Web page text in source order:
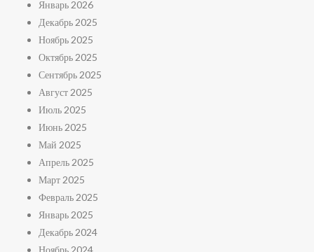
Январь 2026
Декабрь 2025
Ноябрь 2025
Октябрь 2025
Сентябрь 2025
Август 2025
Июль 2025
Июнь 2025
Май 2025
Апрель 2025
Март 2025
Февраль 2025
Январь 2025
Декабрь 2024